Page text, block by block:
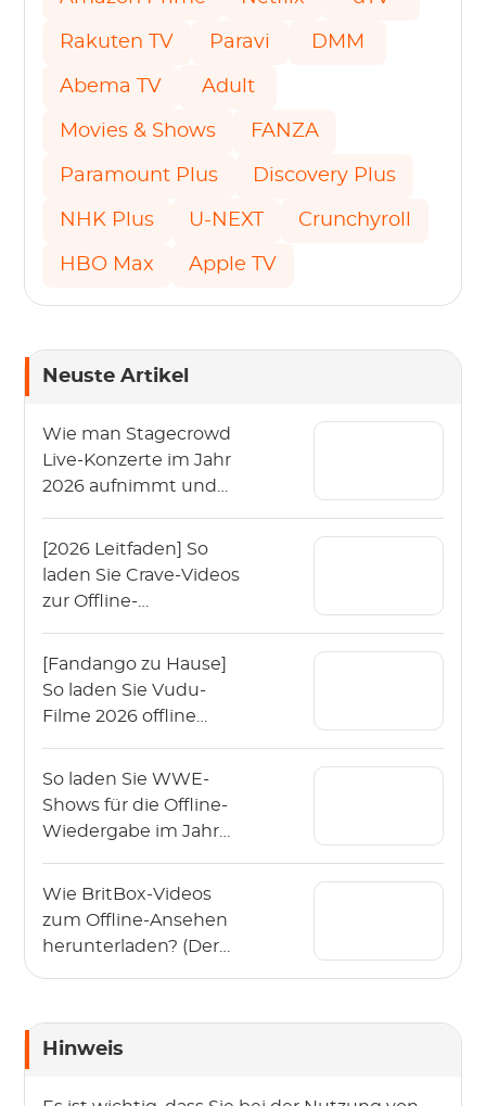
Rakuten TV Paravi DMM
Abema TV Adult
Movies & Shows FANZA
Paramount Plus Discovery Plus
NHK Plus U-NEXT Crunchyroll
HBO Max Apple TV
Neuste Artikel
Wie man Stagecrowd
Live-Konzerte im Jahr
2026 aufnimmt und
[2026 Leitfaden] So
laden Sie Crave-Videos
zur Offline-
herunter?
[Fandango zu Hause]
So laden Sie Vudu-
Filme 2026 offline
So laden Sie WWE-
Shows für die Offline-
Wiedergabe im Jahr
Wie BritBox-Videos
zum Offline-Ansehen
herunterladen? (Der
Hinweis